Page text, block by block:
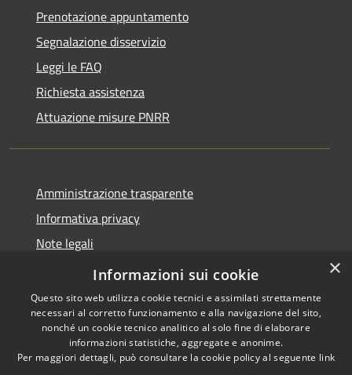
Prenotazione appuntamento
Segnalazione disservizio
Leggi le FAQ
Richiesta assistenza
Attuazione misure PNRR
Amministrazione trasparente
Informativa privacy
Note legali
Dichiarazione di accessibilità
Accessibilità
Copyright © 2026 • Comune di
Brusciano • Powered by
×
Informazioni sui cookie
Questo sito web utilizza cookie tecnici e assimilati strettamente
necessari al corretto funzionamento e alla navigazione del sito,
nonché un cookie tecnico analitico al solo fine di elaborare
informazioni statistiche, aggregate e anonime.
Per maggiori dettagli, può consultare la cookie policy al seguente link